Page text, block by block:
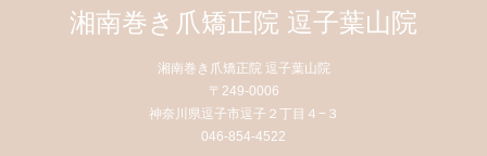
湘南巻き爪矯正院 逗子葉山院
湘南巻き爪矯正院 逗子葉山院
〒249-0006
神奈川県逗子市逗子２丁目４−３
046-854-4522